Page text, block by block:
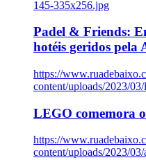
145-335x256.jpg
Padel & Friends:
hotéis geridos
https://
content/uploads/2023/
LEGO comemora
https://
content/uploads/2023/